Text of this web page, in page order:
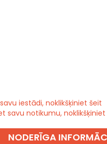
iestādi, noklikšķiniet šeit
savu notikumu,
NODERĪGA